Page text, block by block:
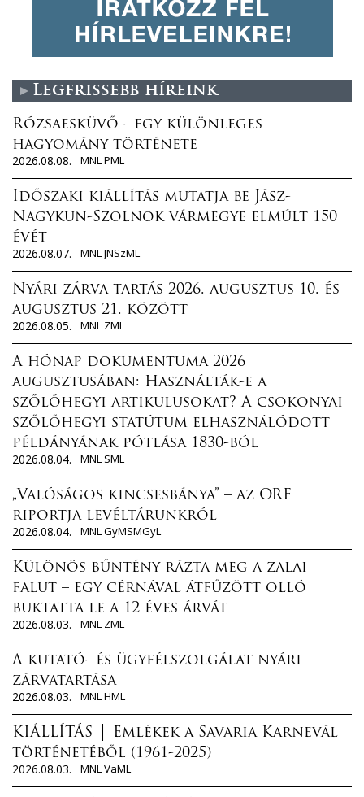
Legfrissebb híreink
Rózsaesküvő - egy különleges
hagyomány története
2026.08.08.
MNL PML
Időszaki kiállítás mutatja be Jász-
Nagykun-Szolnok vármegye elmúlt 150
évét
2026.08.07.
MNL JNSzML
Nyári zárva tartás 2026. augusztus 10. és
augusztus 21. között
2026.08.05.
MNL ZML
A hónap dokumentuma 2026
augusztusában: Használták-e a
szőlőhegyi artikulusokat? A csokonyai
szőlőhegyi statútum elhasználódott
példányának pótlása 1830-ból
2026.08.04.
MNL SML
„Valóságos kincsesbánya” – az ORF
riportja levéltárunkról
2026.08.04.
MNL GyMSMGyL
Különös bűntény rázta meg a zalai
falut – egy cérnával átfűzött olló
buktatta le a 12 éves árvát
2026.08.03.
MNL ZML
A kutató- és ügyfélszolgálat nyári
zárvatartása
2026.08.03.
MNL HML
KIÁLLÍTÁS │ Emlékek a Savaria Karnevál
történetéből (1961-2025)
2026.08.03.
MNL VaML